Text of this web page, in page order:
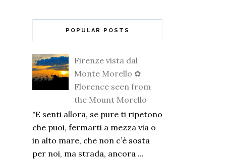
POPULAR POSTS
Firenze vista dal
Monte Morello ✿
Florence seen from
the Mount Morello
"E senti allora, se pure ti ripetono
che puoi, fermarti a mezza via o
in alto mare, che non c’è sosta
per noi, ma strada, ancora ...